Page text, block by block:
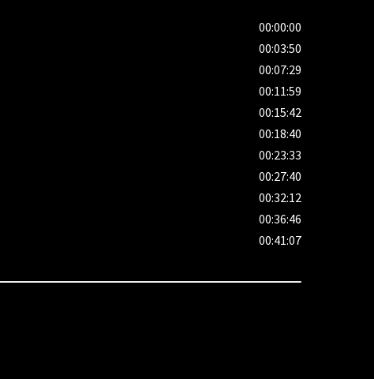
00:00:00
00:03:50
00:07:29
00:11:59
00:15:42
00:18:40
00:23:33
00:27:40
00:32:12
00:36:46
00:41:07